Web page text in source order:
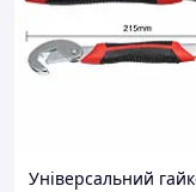
Універсальний